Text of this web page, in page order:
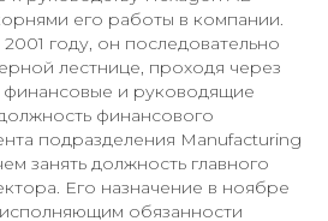
его работы в компании.
году, он последовательно
лестнице, проходя через
и руководящие
финансового
подразделения Manufacturing
занять должность главного
Его назначение в ноябре
обязанности